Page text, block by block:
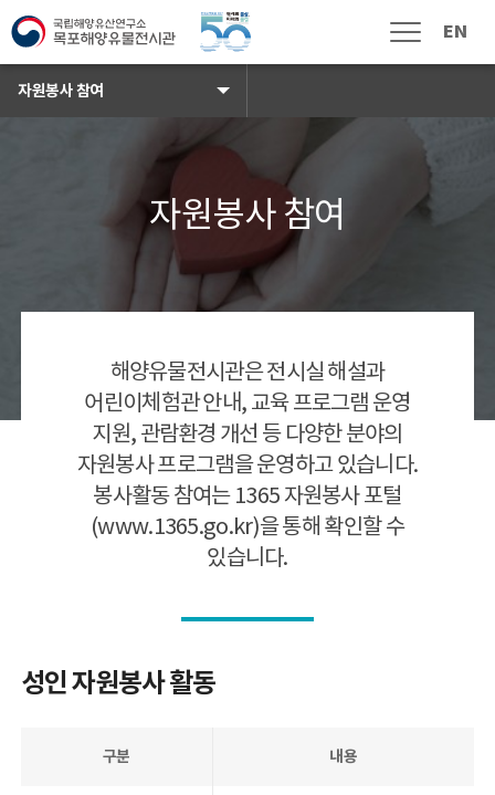
국립해양유물전시관 로고 메뉴열림 EN
전시관람
전시해설
편의시설
자원봉사 참여
주변여행
자주하는 질문
상설전시
특별전시
어린이체험관
외부 협력전시
자원봉사 참여
자원봉사 참여
해양유물전시관은 전시실 해설과
어린이체험관 안내, 교육 프로그램 운영
지원, 관람환경 개선 등 다양한 분야의
자원봉사 프로그램을 운영하고 있습니다.
봉사활동 참여는 1365 자원봉사 포털
(www.1365.go.kr)을 통해 확인할 수
있습니다.
성인 자원봉사 활동
구분 내용